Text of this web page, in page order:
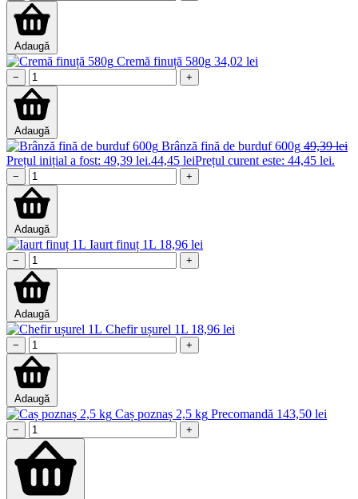
Adaugă
Cremă finuță 580g 34,02 lei
− +
Adaugă
Brânză fină de burduf 600g 49,39lei
Prețul inițial a fost: 49,39 lei.44,45 leiPrețul curent este: 44,45 lei.
− +
Adaugă
Iaurt finuț 1L 18,96 lei
− +
Adaugă
Chefir ușurel 1L 18,96 lei
− +
Adaugă
Caș poznaș 2,5 kg Precomandă 143,50 lei
− +